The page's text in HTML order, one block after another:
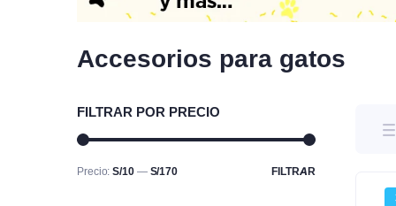
Snacks y Premios
Platos y
Accesorios para gatos
FILTRAR POR PRECIO
FILTRAR
Precio:S/10— S/170